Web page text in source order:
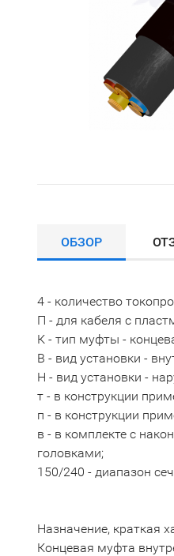
ОБЗОР
4 - количество
П - для кабеля с
К - тип муфты -
В - вид установки -
Н - вид установки -
т - в конструкции
п - в конструкции
в - в комплекте с
головками;
150/240 - диапазон
Назначение, краткая
Концевая муфта